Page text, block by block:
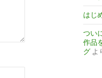
はじ
つい
作品
グ よ